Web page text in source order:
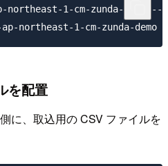
1-cm-zunda-demo --
を配置
に、取込用の CSV ファイルを